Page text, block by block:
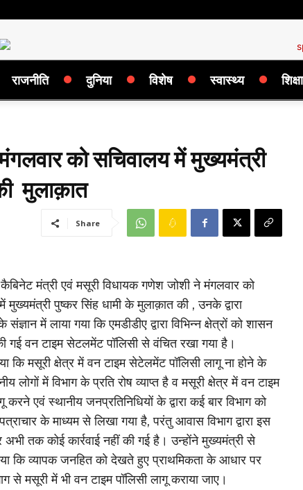
राजनीति दुनिया विशेष स्वास्थ्य शिक्षा
को सचिवालय में मुख्यमंत्री
मुलाक़ात
Share
मंत्री एवं मसूरी विधायक गणेश जोशी ने मंगलवार को
मुख्यमंत्री पुष्कर सिंह धामी के मुलाक़ात की , उनके द्वारा
में लाया गया कि एमडीडीए द्वारा विभिन्न क्षेत्रों को शासन
की गई वन टाइम सेटलमेंट पॉलिसी से वंचित रखा गया है।
कि मसूरी क्षेत्र में वन टाइम सेटेलमेंट पॉलिसी लागू ना होने के
लोगों में विभाग के प्रति रोष व्याप्त है व मसूरी क्षेत्र में वन टाइम
करने एवं स्थानीय जनप्रतिनिधियों के द्वारा कई बार विभाग को
के माध्यम से लिखा गया है, परंतु आवास विभाग द्वारा इस
तक कोई कार्रवाई नहीं की गई है। उन्होंने मुख्यमंत्री से
कि व्यापक जनहित को देखते हुए प्राथमिकता के आधार पर
से मसूरी में भी वन टाइम पॉलिसी लागू कराया जाए।